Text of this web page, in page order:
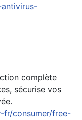
complète
sécurise vos
fr/consumer/free-